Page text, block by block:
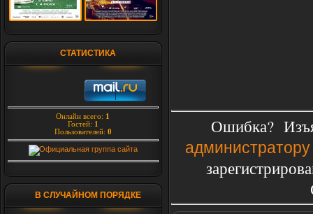
СТАТИСТИКА
Онлайн всего: 1
Гостей: 1
Пользователей: 0
В СЛУЧАЙНОМ ПОРЯДКЕ
Ошибка?
администратору